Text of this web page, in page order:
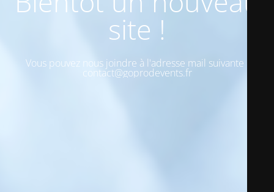
site !
Vous pouvez nous joindre à l'adresse mail suivante :
contact@goprodevents.fr